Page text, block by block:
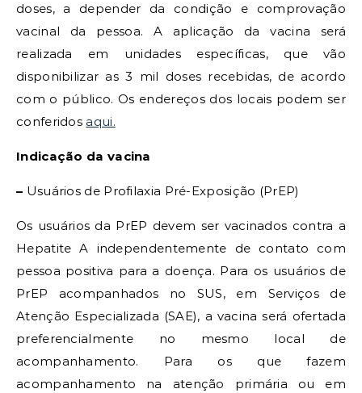
doses, a depender da condição e comprovação
vacinal da pessoa. A aplicação da vacina será
realizada em unidades específicas, que vão
disponibilizar as 3 mil doses recebidas, de acordo
com o público. Os endereços dos locais podem ser
conferidos aqui.
Indicação da vacina
– Usuários de Profilaxia Pré-Exposição (PrEP)
Os usuários da PrEP devem ser vacinados contra a
Hepatite A independentemente de contato com
pessoa positiva para a doença. Para os usuários de
PrEP acompanhados no SUS, em Serviços de
Atenção Especializada (SAE), a vacina será ofertada
preferencialmente no mesmo local de
acompanhamento. Para os que fazem
acompanhamento na atenção primária ou em